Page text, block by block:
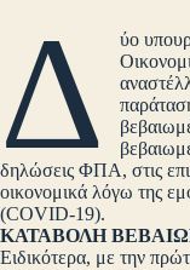
Δ
ύο
δηλώσεις ΦΠΑ, στις
οικονομικά λόγω της
(COVID-19).
ΚΑΤΑΒΟΛΗ
Ειδικότερα, με την